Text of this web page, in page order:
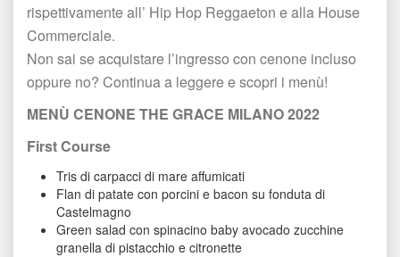
rispettivamente all’ Hip Hop Reggaeton e alla House
Commerciale.
Non sai se acquistare l’ingresso con cenone incluso
oppure no? Continua a leggere e scopri i menù!
MENÙ CENONE THE GRACE MILANO 2022
First Course
Tris di carpacci di mare affumicati
Flan di patate con porcini e bacon su fonduta di
Castelmagno
Green salad con spinacino baby avocado zucchine
granella di pistacchio e citronette